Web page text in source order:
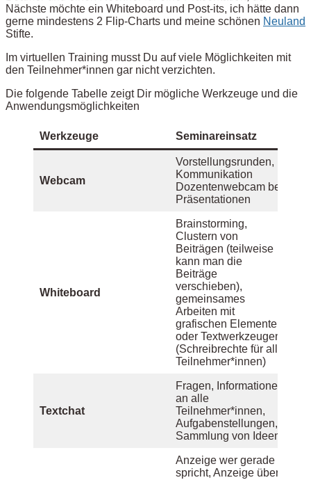
Nächste möchte ein Whiteboard und Post-its, ich hätte dann
gerne mindestens 2 Flip-Charts und meine schönen Neuland
Stifte.
Im virtuellen Training musst Du auf viele Möglichkeiten mit
den Teilnehmer*innen gar nicht verzichten.
Die folgende Tabelle zeigt Dir mögliche Werkzeuge und die
Anwendungsmöglichkeiten
Werkzeuge Seminareinsatz
Webcam
Vorstellungsrunden,
Kommunikation
Dozentenwebcam bei
Präsentationen
Whiteboard
Brainstorming,
Clustern von
Beiträgen (teilweise
kann man die
Beiträge
verschieben),
gemeinsames
Arbeiten mit
grafischen Elementen
oder Textwerkzeugen
(Schreibrechte für alle
Teilnehmer*innen)
Textchat
Fragen, Informationen
an alle
Teilnehmer*innen,
Aufgabenstellungen,
Sammlung von Ideen
Anzeige wer gerade
spricht, Anzeige über